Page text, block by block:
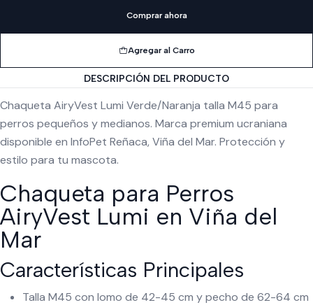
Agregar al Carro
Comprar ahora
DESCRIPCIÓN DEL PRODUCTO
Chaqueta AiryVest Lumi Verde/Naranja talla M45 para
perros pequeños y medianos. Marca premium ucraniana
disponible en InfoPet Reñaca, Viña del Mar. Protección y
estilo para tu mascota.
Chaqueta para Perros
AiryVest Lumi en Viña del
Mar
Características Principales
Talla M45 con lomo de 42-45 cm y pecho de 62-64 cm